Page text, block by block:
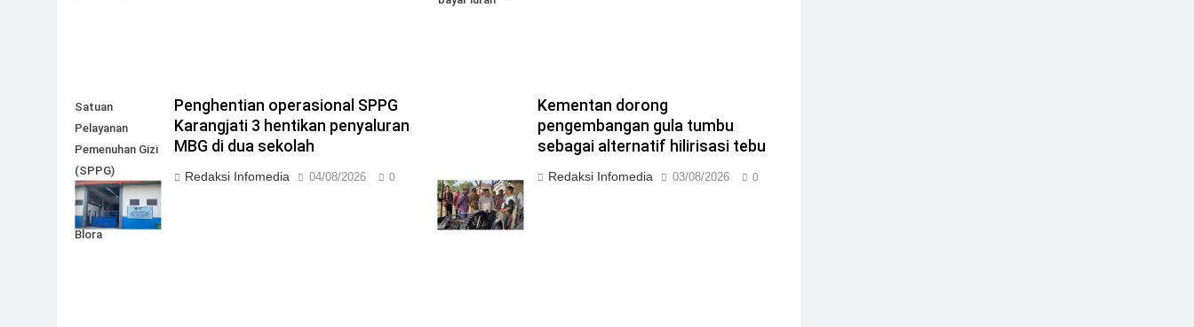
Satuan
Pelayanan
Pemenuhan Gizi
(SPPG)
Karangjati 3 di
Kabupaten
Blora
Penghentian operasional SPPG
Karangjati 3 hentikan penyaluran
MBG di dua sekolah
Redaksi Infomedia 04/08/2026 0
Kementan dorong
pengembangan gula tumbu
sebagai alternatif hilirisasi tebu
Redaksi Infomedia 03/08/2026 0